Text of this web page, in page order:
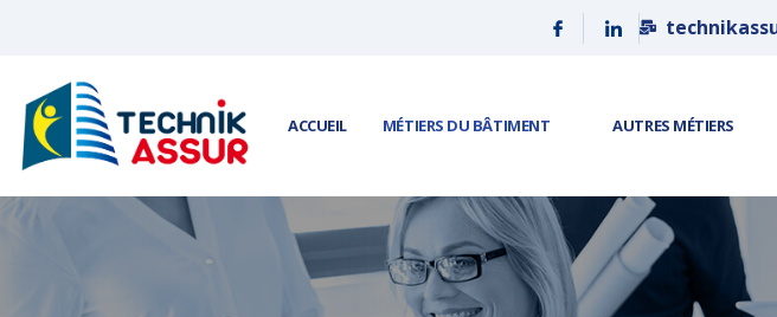
ACCUEIL MÉTIERS DU BÂTIMENT AUTRES MÉTIERS